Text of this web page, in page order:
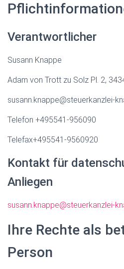
Verantwortlicher
Susann Knappe
Adam von Trott zu Solz Pl. 2,
susann.knappe@steuerkanzlei-
Telefon +495541-956090
Telefax+495541-9560920
Kontakt für
Anliegen
susann.knappe@steuerkanzlei-
Ihre Rechte als
Person